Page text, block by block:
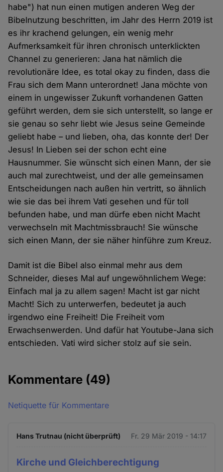
habe") hat nun einen mutigen anderen Weg der
Bibelnutzung beschritten, im Jahr des Herrn 2019 ist
es ihr krachend gelungen, ein wenig mehr
Aufmerksamkeit für ihren chronisch unterklickten
Channel zu generieren: Jana hat nämlich die
revolutionäre Idee, es total okay zu finden, dass die
Frau sich dem Mann unterordnet! Jana möchte von
einem in ungewisser Zukunft vorhandenen Gatten
geführt werden, dem sie sich unterstellt, so lange er
sie genau so sehr liebt wie Jesus seine Gemeinde
geliebt habe – und lieben, oha, das konnte der! Der
Jesus! In Lieben sei der schon echt eine
Hausnummer. Sie wünscht sich einen Mann, der sie
auch mal zurechtweist, und der alle gemeinsamen
Entscheidungen nach außen hin vertritt, so ähnlich
wie sie das bei ihrem Vati gesehen und für toll
befunden habe, und man dürfe eben nicht Macht
verwechseln mit Machtmissbrauch! Sie wünsche
sich einen Mann, der sie näher hinführe zum Kreuz.
Damit ist die Bibel also einmal mehr aus dem
Schneider, dieses Mal auf ungewöhnlichem Wege:
Einfach mal ja zu allem sagen! Macht ist gar nicht
Macht! Sich zu unterwerfen, bedeutet ja auch
irgendwo eine Freiheit! Die Freiheit vom
Erwachsenwerden. Und dafür hat Youtube-Jana sich
entschieden. Vati wird sicher stolz auf sie sein.
Kommentare (49)
Netiquette für Kommentare
Hans Trutnau (nicht überprüft) Fr. 29 Mär 2019 - 14:17
Kirche und Gleichberechtigung